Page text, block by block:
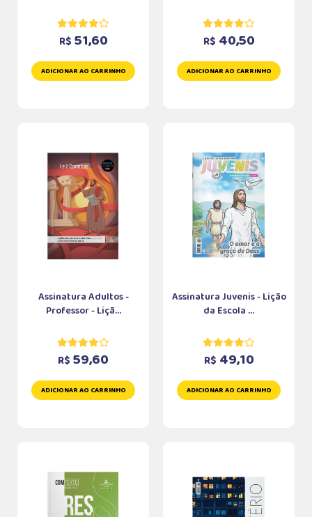
R$ 51,60
ADICIONAR AO CARRINHO
R$ 40,50
ADICIONAR AO CARRINHO
Assinatura Adultos -
Professor - Liçã...
R$ 59,60
ADICIONAR AO CARRINHO
Assinatura Juvenis - Lição
da Escola ...
R$ 49,10
ADICIONAR AO CARRINHO